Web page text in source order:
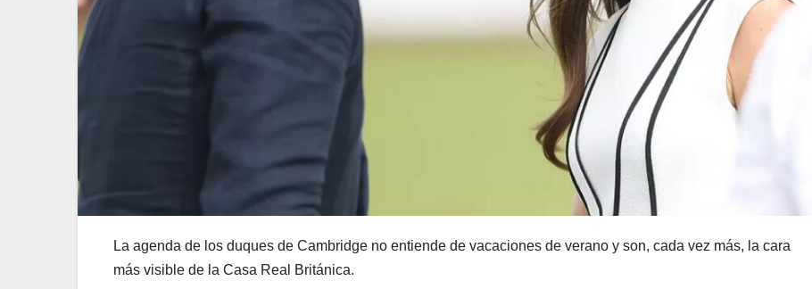
La agenda de los duques de Cambridge no entiende de vacaciones de verano y son, cada vez más, la cara
más visible de la Casa Real Británica.